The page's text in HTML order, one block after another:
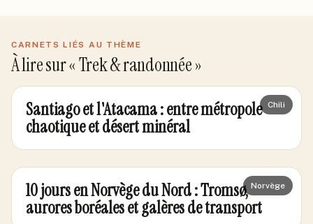
CARNETS LIÉS AU THÈME
À lire sur «Trek & randonnée»
Chili
Santiago et l'Atacama : entre métropole
chaotique et désert minéral
Norvège
10 jours en Norvège du Nord : Tromsø,
aurores boréales et galères de transport